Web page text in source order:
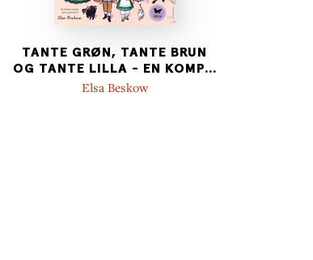
TANTE GRØN, TANTE BRUN
OG TANTE LILLA - EN KOMP...
Elsa Beskow